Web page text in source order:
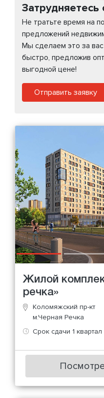
Не тратьте время на
предложений
Мы сделаем это за
быстро, предложив
выгодной цене!
Отправить заявку
Жилой
речка»
Коломяжский пр-кт
м.Черная Речка
Срок сдачи 1